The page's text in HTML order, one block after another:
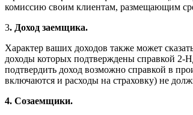
комиссию своим клиентам, размещающим
3. Доход заемщика.
Характер ваших доходов также может
доходы которых подтверждены справкой 2-
подтвердить доход возможно справкой в
включаются и расходы на страховку) не
4. Созаемщики.